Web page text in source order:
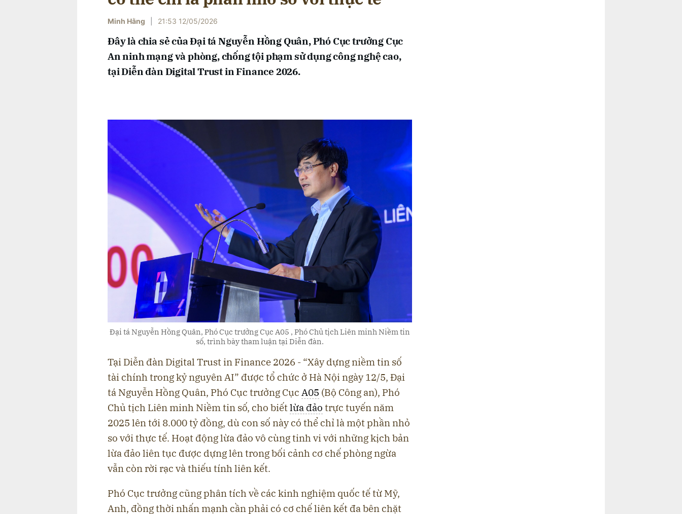
Minh Hằng 21:53 12/05/2026
Đây là chia sẻ của Đại tá Nguyễn Hồng Quân, Phó Cục trưởng Cục
An ninh mạng và phòng, chống tội phạm sử dụng công nghệ cao,
tại Diễn đàn Digital Trust in Finance 2026.
Đại tá Nguyễn Hồng Quân, Phó Cục trưởng Cục A05 , Phó Chủ tịch Liên minh Niềm tin
số, trình bày tham luận tại Diễn đàn.
Tại Diễn đàn Digital Trust in Finance 2026 - “Xây dựng niềm tin số
tài chính trong kỷ nguyên AI” được tổ chức ở Hà Nội ngày 12/5, Đại
tá Nguyễn Hồng Quân, Phó Cục trưởng Cục A05 (Bộ Công an), Phó
Chủ tịch Liên minh Niềm tin số, cho biếtlừa đảo trực tuyến năm
2025 lên tới 8.000 tỷ đồng, dù con số này có thể chỉ là một phần nhỏ
so với thực tế. Hoạt động lừa đảo vô cùng tinh vi với những kịch bản
lừa đảo liên tục được dựng lên trong bối cảnh cơ chế phòng ngừa
vẫn còn rời rạc và thiếu tính liên kết.
Phó Cục trưởng cũng phân tích về các kinh nghiệm quốc tế từ Mỹ,
Anh, đồng thời nhấn mạnh cần phải có cơ chế liên kết đa bên chặt